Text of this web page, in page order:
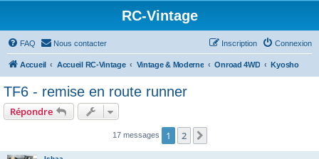
RC-Vintage
FAQ Nous contacter Connexion
Inscription
Accueil Accueil RC-Vintage Vintage & Moderne Onroad 4WD Kyosho
TF6 - remise en route runner
Répondre
17 messages 1 2